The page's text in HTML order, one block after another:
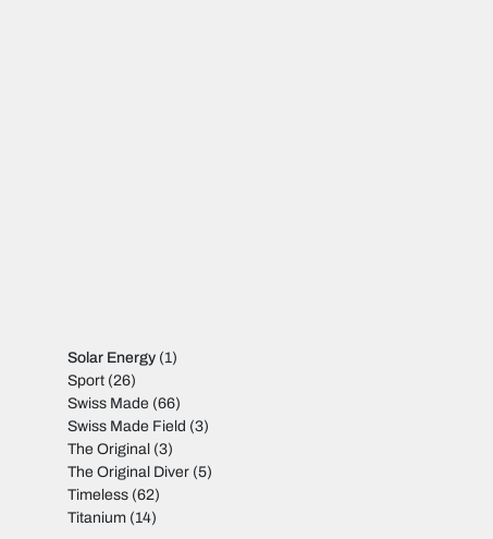
Solar Energy (1)
Sport (26)
Swiss Made (66)
Swiss Made Field (3)
The Original (3)
The Original Diver (5)
Timeless (62)
Titanium (14)